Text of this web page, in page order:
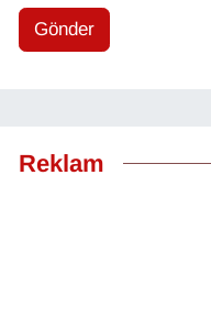
Gönder
Reklam